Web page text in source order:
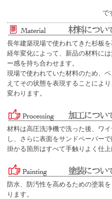
で
長年建築現場で使われてきた杉板
経年変化によって、新品の材料に
ー感を持ち合わせます。
現場で使われていた材料のため、
えてその状態を表現することによ
変わります。
材料は高圧洗浄機で洗った後、ワ
し、さらに表面をサンドペーパー
掛かる箇所はすべて手触りよく仕上
防水、防汚性を高めるための塗装
ります。